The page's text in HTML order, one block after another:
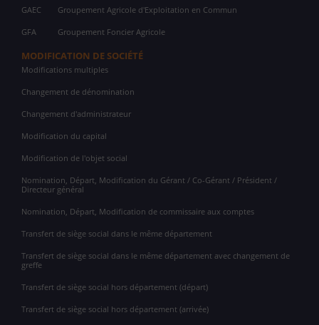
GAEC Groupement Agricole d'Exploitation en Commun
GFA Groupement Foncier Agricole
MODIFICATION DE SOCIÉTÉ
Modifications multiples
Changement de dénomination
Changement d'administrateur
Modification du capital
Modification de l'objet social
Nomination, Départ, Modification du Gérant / Co-Gérant / Président /
Directeur général
Nomination, Départ, Modification de commissaire aux comptes
Transfert de siège social dans le même département
Transfert de siège social dans le même département avec changement de
greffe
Transfert de siège social hors département (départ)
Transfert de siège social hors département (arrivée)